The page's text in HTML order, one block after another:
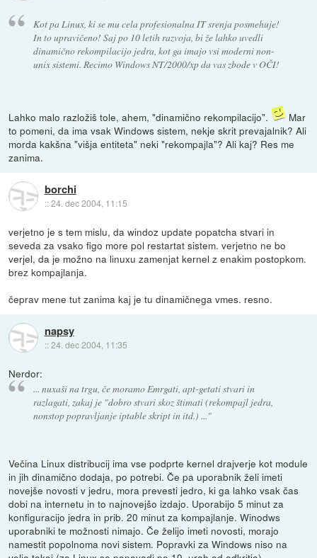
Kot pa Linux, ki se mu cela profesionalna IT srenja posmehuje!
In to upravičeno! Saj po 10 letih razvoja, bi že lahko uvedli
dinamično rekompilacijo jedra, kot ga imajo vsi moderni non-
unix sistemi. Recimo Windows NT/2000/xp da vas zbode v OČI!
Lahko malo razložiš tole, ahem, "dinamično rekompilacijo".
Mar
to pomeni, da ima vsak Windows sistem, nekje skrit prevajalnik? Ali
morda kakšna "višja entiteta" neki "rekompajla"? Ali kaj? Res me
zanima.
borchi
::24. dec 2004, 11:15
verjetno je s tem mislu, da windoz update popatcha stvari in
seveda za vsako figo more pol restartat sistem. verjetno ne bo
verjel, da je možno na linuxu zamenjat kernel z enakim postopkom.
brez kompajlanja.
čeprav mene tut zanima kaj je tu dinamičnega vmes. resno.
napsy
::24. dec 2004, 11:35
Nerdor:
... nuxaši na trgu, če moramo Emrgati, apt-getati stvari in
razlagati, zakaj je "dobro stvari skoz štimati (rekompajl jedra,
nonstop popravljanje iptable skript in itd.) ..."
Večina Linux distribucij ima vse podprte kernel drajverje kot module
in jih dinamično dodaja, po potrebi. Če pa uporabnik želi imeti
novejše novosti v jedru, mora prevesti jedro, ki ga lahko vsak čas
dobi na internetu in to najnovejšo izdajo. Uporabijo 5 minut za
konfiguracijo jedra in prib. 20 minut za kompajlanje. Winodws
uporabniki te možnosti nimajo. Če želijo imeti novosti, morajo
namestit popolnoma novi sistem. Popravki za Windows niso na